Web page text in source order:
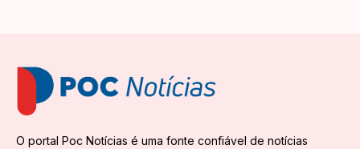
O portal Poc Notícias é uma fonte confiável de notícias